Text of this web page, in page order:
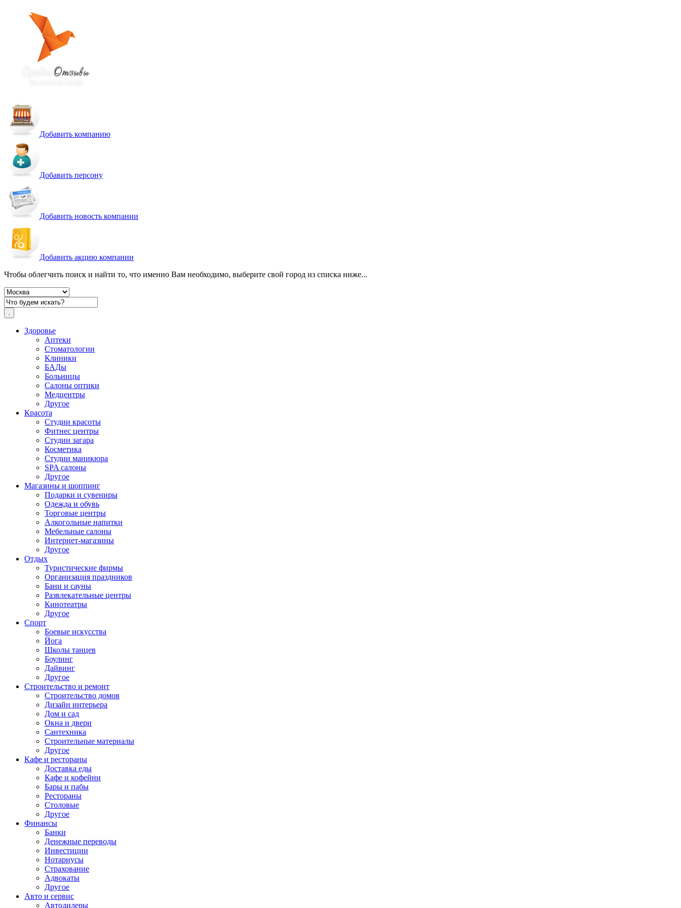
Добавить компанию
Добавить персону
Добавить новость компании
Добавить акцию компании
Чтобы облегчить поиск и найти то, что именно Вам необходимо, выберите свой город из списка ниже...
Здоровье
Аптеки
Стоматологии
Клиники
БАДы
Больницы
Салоны оптики
Медцентры
Другое
Красота
Студии красоты
Фитнес центры
Студии загара
Косметика
Студии маникюра
SPA салоны
Другое
Магазины и шоппинг
Подарки и сувениры
Одежда и обувь
Торговые центры
Алкогольные напитки
Мебельные салоны
Интернет-магазины
Другое
Отдых
Туристические фирмы
Организация праздников
Бани и сауны
Развлекательные центры
Кинотеатры
Другое
Спорт
Боевые искусства
Йога
Школы танцев
Боулинг
Дайвинг
Другое
Строительство и ремонт
Строительство домов
Дизайн интерьера
Дом и сад
Окна и двери
Сантехника
Строительные материалы
Другое
Кафе и рестораны
Доставка еды
Кафе и кофейни
Бары и пабы
Рестораны
Столовые
Другое
Финансы
Банки
Денежные переводы
Инвестиции
Нотариусы
Страхование
Адвокаты
Другое
Авто и сервис
Автодилеры